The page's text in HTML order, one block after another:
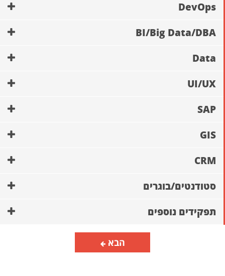
DevOps
BI/Big Data/DBA
Data
UI/UX
SAP
GIS
CRM
סטודנטים/בוגרים
תפקידים נוספים
הבא